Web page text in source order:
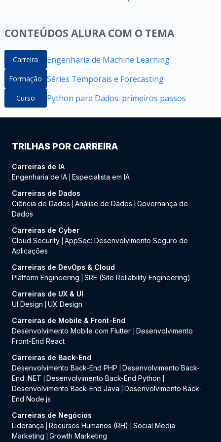
CONTEÚDOS ALURA COM O TEMA
Carreira Engenharia de Machine Learning
Formação Séries Temporais e Forecasting
Curso Python para Dados: primeiros passos
TRILHAS POR CARREIRA
Carreiras de IA
Engenharia de IA Especialista em IA
Carreiras de Dados
Ciência de Dados
Análise de Dados
Governança de
Dados
Carreiras de Cyber
Cloud Security AppSec: Desenvolvimento Seguro de
Aplicações
Carreiras de DevOps & Cloud
Platform Engineering
SRE (Site Reliability Engineering)
Carreiras de UX & UI
UI Design
UX Design
Carreiras de Mobile & Front-End
Desenvolvimento Mobile com Flutter
Desenvolvimento
Front-End React
Carreiras de Back-End
Desenvolvimento Back-End PHP
Desenvolvimento Back-
End .NET
Desenvolvimento Back-End Python
Desenvolvimento Back-End Java
Desenvolvimento Back-
End Node.js
Carreiras de Negócios
Liderança
Recursos Humanos (RH)
Social Media
Marketing
Growth Marketing